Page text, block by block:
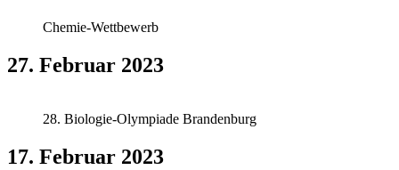
Chemie-Wettbewerb
27. Februar 2023
28. Biologie-Olympiade Brandenburg
17. Februar 2023